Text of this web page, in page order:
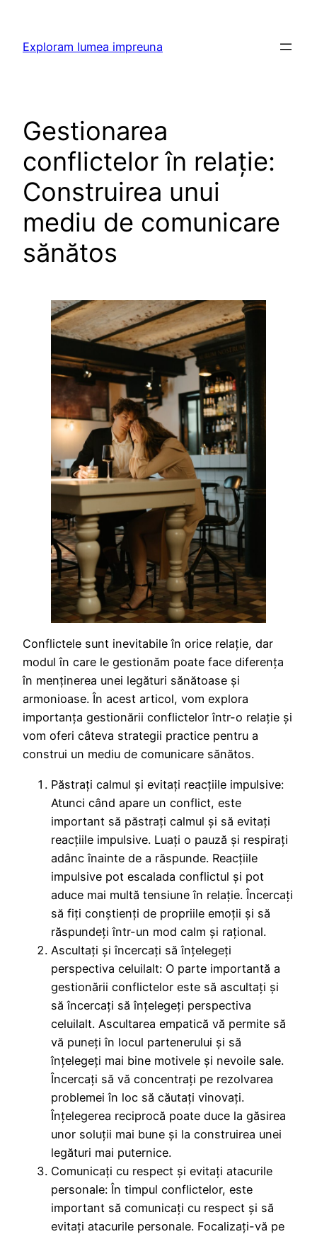
content
Exploram lumea impreuna
Gestionarea
conflictelor în relație:
Construirea unui
mediu de comunicare
sănătos
Conflictele sunt inevitabile în orice relație, dar
modul în care le gestionăm poate face diferența
în menținerea unei legături sănătoase și
armonioase. În acest articol, vom explora
importanța gestionării conflictelor într-o relație și
vom oferi câteva strategii practice pentru a
construi un mediu de comunicare sănătos.
Păstrați calmul și evitați reacțiile impulsive:
Atunci când apare un conflict, este
important să păstrați calmul și să evitați
reacțiile impulsive. Luați o pauză și respirați
adânc înainte de a răspunde. Reacțiile
impulsive pot escalada conflictul și pot
aduce mai multă tensiune în relație. Încercați
să fiți conștienți de propriile emoții și să
răspundeți într-un mod calm și rațional.
Ascultați și încercați să înțelegeți
perspectiva celuilalt: O parte importantă a
gestionării conflictelor este să ascultați și
să încercați să înțelegeți perspectiva
celuilalt. Ascultarea empatică vă permite să
vă puneți în locul partenerului și să
înțelegeți mai bine motivele și nevoile sale.
Încercați să vă concentrați pe rezolvarea
problemei în loc să căutați vinovați.
Înțelegerea reciprocă poate duce la găsirea
unor soluții mai bune și la construirea unei
legături mai puternice.
Comunicați cu respect și evitați atacurile
personale: În timpul conflictelor, este
important să comunicați cu respect și să
evitați atacurile personale. Focalizați-vă pe